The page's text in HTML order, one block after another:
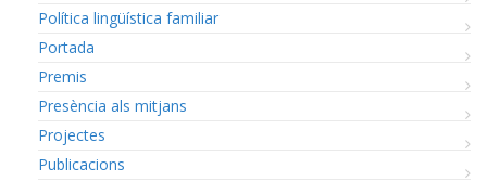
Política lingüística familiar
Portada
Premis
Presència als mitjans
Projectes
Publicacions